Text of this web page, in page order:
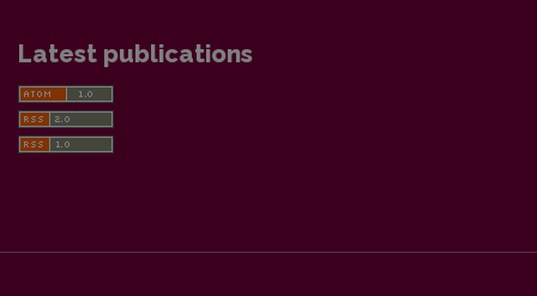
Latest publications